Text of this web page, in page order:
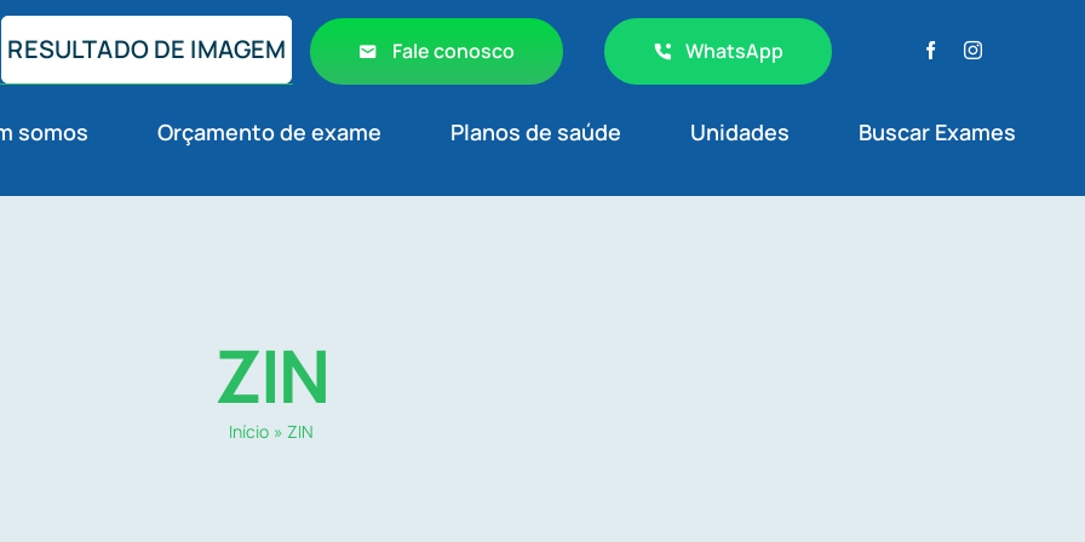
RESULTADO DE IMAGEM Fale conosco WhatsApp
somos Orçamento de exame Planos de saúde Unidades Buscar Exames
ZIN
Início » ZIN